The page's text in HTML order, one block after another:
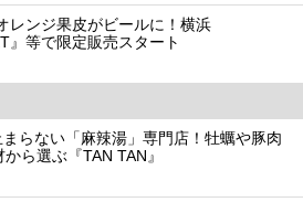
レンジ果皮がビールに！横浜
』等で限定販売スタート
らない「麻辣湯」専門店！牡蠣や豚肉
ら選ぶ『TAN TAN』